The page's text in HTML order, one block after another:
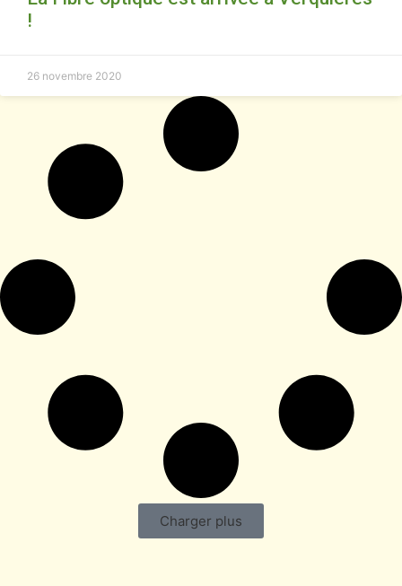
!
26 novembre 2020
Charger plus